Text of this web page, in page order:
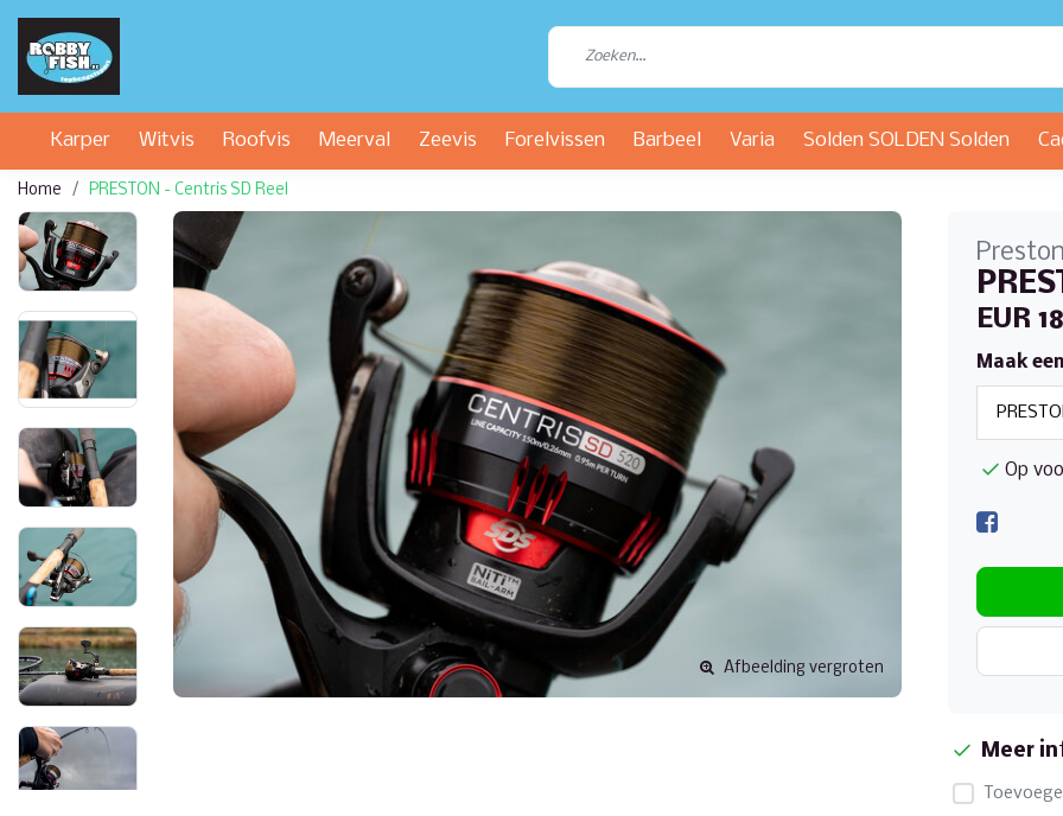
Karper Witvis Roofvis Meerval Zeevis Forelvissen Barbeel Varia Solden SOLDEN Solden
Home PRESTON - Centris SD Reel
Afbeelding vergroten
Preston
EUR
Maak
Op
Meer